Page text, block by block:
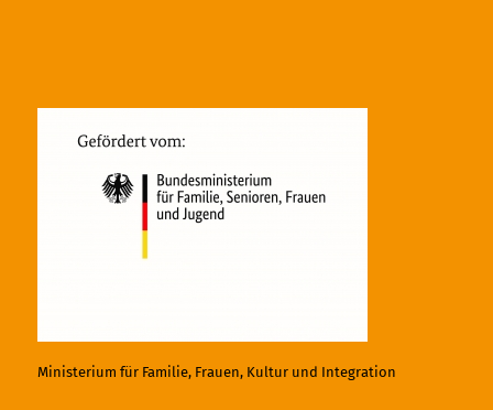
Ministerium für Familie, Frauen, Kultur und Integration